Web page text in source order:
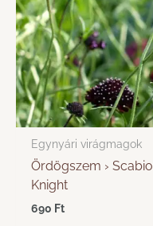
Egynyári virágmagok
Ördögszem ›
Knight
690 Ft